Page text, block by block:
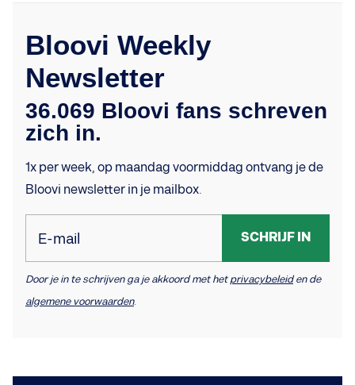
Bloovi Weekly
Newsletter
36.069 Bloovi fans schreven
zich in.
1x per week, op maandag voormiddag ontvang je de
Bloovi newsletter in je mailbox.
E-mail SCHRIJF IN
Door je in te schrijven ga je akkoord met hetprivacybeleiden de
algemene voorwaarden.